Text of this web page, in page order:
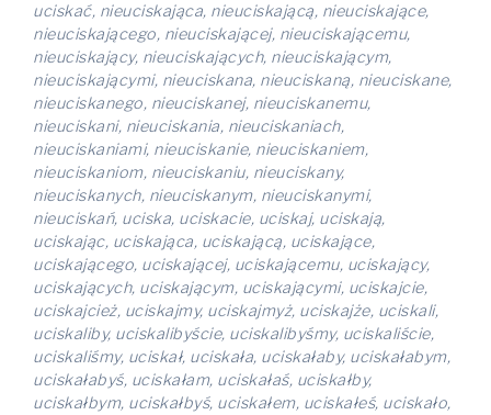
uciskać, nieuciskająca, nieuciskającą, nieuciskające,
nieuciskającego, nieuciskającej, nieuciskającemu,
nieuciskający, nieuciskających, nieuciskającym,
nieuciskającymi, nieuciskana, nieuciskaną, nieuciskane,
nieuciskanego, nieuciskanej, nieuciskanemu,
nieuciskani, nieuciskania, nieuciskaniach,
nieuciskaniami, nieuciskanie, nieuciskaniem,
nieuciskaniom, nieuciskaniu, nieuciskany,
nieuciskanych, nieuciskanym, nieuciskanymi,
nieuciskań, uciska, uciskacie, uciskaj, uciskają,
uciskając, uciskająca, uciskającą, uciskające,
uciskającego, uciskającej, uciskającemu, uciskający,
uciskających, uciskającym, uciskającymi, uciskajcie,
uciskajcież, uciskajmy, uciskajmyż, uciskajże, uciskali,
uciskaliby, uciskalibyście, uciskalibyśmy, uciskaliście,
uciskaliśmy, uciskał, uciskała, uciskałaby, uciskałabym,
uciskałabyś, uciskałam, uciskałaś, uciskałby,
uciskałbym, uciskałbyś, uciskałem, uciskałeś, uciskało,